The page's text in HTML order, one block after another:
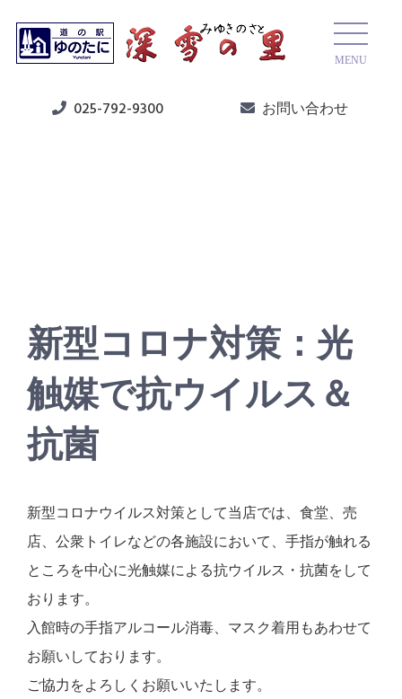
MENU
025-792-9300 お問い合わせ
新型コロナ対策：光
触媒で抗ウイルス＆
抗菌
新型コロナウイルス対策として当店では、食堂、売
店、公衆トイレなどの各施設において、手指が触れる
ところを中心に光触媒による抗ウイルス・抗菌をして
おります。
入館時の手指アルコール消毒、マスク着用もあわせて
お願いしております。
ご協力をよろしくお願いいたします。